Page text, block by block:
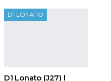
D1 LONATO
D1 Lonato (J27) l